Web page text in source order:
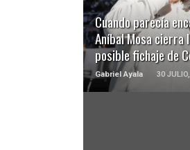
Cuando parecía
Aníbal Mosa cierra
posible fichaje de
Gabriel Ayala 30